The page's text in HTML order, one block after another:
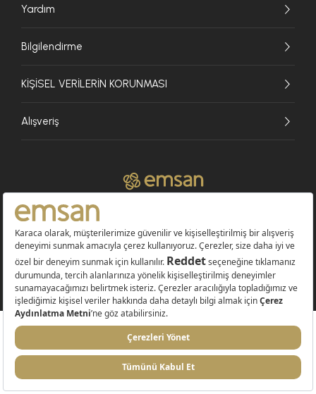
Yardım
Bilgilendirme
KİŞİSEL VERİLERİN KORUNMASI
Alışveriş
© 2026 EMSAN A.Ş. Tüm Hakları Saklıdır